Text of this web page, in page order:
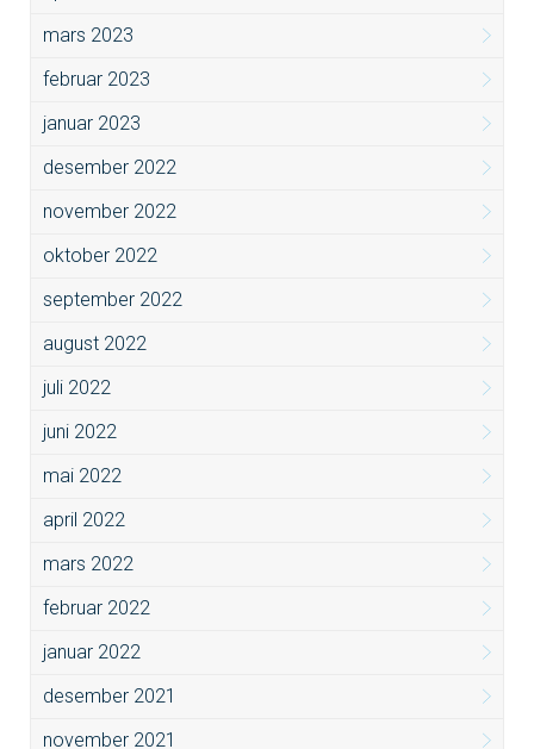
mars 2023
februar 2023
januar 2023
desember 2022
november 2022
oktober 2022
september 2022
august 2022
juli 2022
juni 2022
mai 2022
april 2022
mars 2022
februar 2022
januar 2022
desember 2021
november 2021